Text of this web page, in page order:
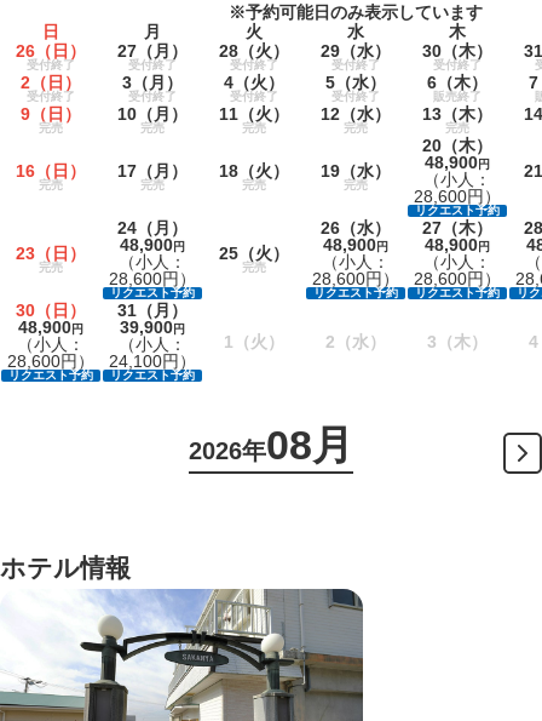
※予約可能日のみ表示しています
日
月 火 水
木
26 （日）
受付終了
27 （月）
受付終了
28 （火）
受付終了
29 （水）
受付終了
30 （木）
受付終了
31
2 （日）
受付終了
3 （月）
受付終了
4 （火）
受付終了
5 （水）
受付終了
6 （木）
販売終了
7
9 （日）
完売
10 （月）
完売
11 （火）
完売
12 （水）
完売
13 （木）
完売
14
16 （日）
完売
17 （月）
完売
18 （火）
完売
19 （水）
完売
20 （木）
48,900円
（小人：
28,600円）
リクエスト予約
21
23 （日）
完売
24 （月）
48,900円
（小人：
28,600円）
リクエスト予約
25 （火）
完売
26 （水）
48,900円
（小人：
28,600円）
リクエスト予約
27 （木）
48,900円
（小人：
28,600円）
リクエスト予約
28
リ
30 （日）
48,900円
（小人：
28,600円）
リクエスト予約
31 （月）
39,900円
（小人：
24,100円）
リクエスト予約
1 （火） 2 （水） 3 （木） 4
2026年08月
ホテル情報